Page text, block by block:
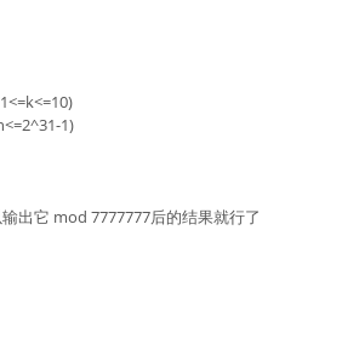
1)
出它 mod 7777777后的结果就行了